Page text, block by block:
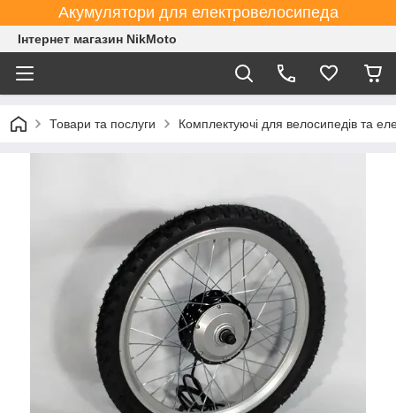
Акумулятори для електровелосипеда
Інтернет магазин NikMoto
Товари та послуги Комплектуючі для велосипедів та